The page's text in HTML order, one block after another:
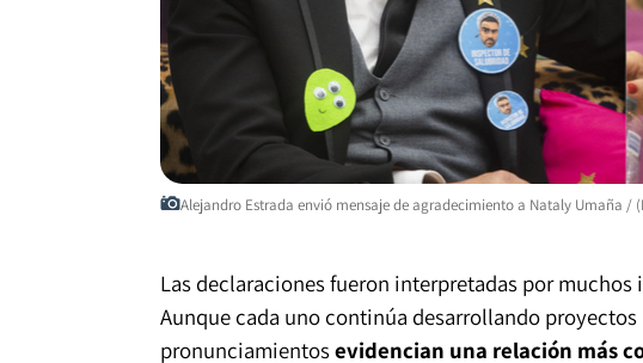
Alejandro Estrada envió mensaje de agradecimiento a Nataly Umaña /
Las declaraciones fueron interpretadas por
Aunque cada uno continúa desarrollando
pronunciamientosevidencian una relación más